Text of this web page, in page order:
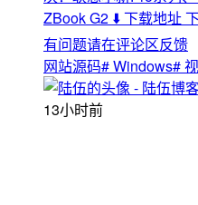
ZBook G2 ⬇️ 下载地址
有问题请在评论区反馈
网站源码# Windows#
13小时前